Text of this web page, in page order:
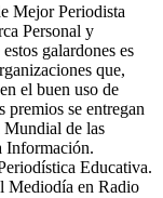
Mejor Periodista
Personal y
galardones es
que,
el buen uso de
premios se entregan
de las
Información.
Educativa.
Mediodía en Radio